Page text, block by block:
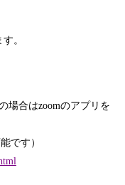
。
場合はzoomのアプリを
です）